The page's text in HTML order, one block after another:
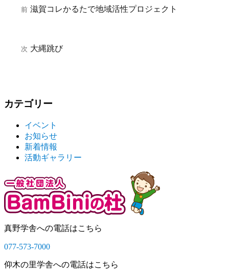
者
日:
ゴ
稿
ビ
シ
ン
前
前
稿:
滋賀コレかるたで地域活性プロジェクト
次
次
大縄跳び
カテゴリー
イベント
お知らせ
新着情報
活動ギャラリー
真野学舎への電話はこちら
077-573-7000
仰木の里学舎への電話はこちら